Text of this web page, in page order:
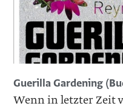
Guerilla Gardening
Wenn in letzter Zeit